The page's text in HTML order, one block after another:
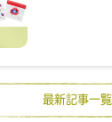
最新記事一覧